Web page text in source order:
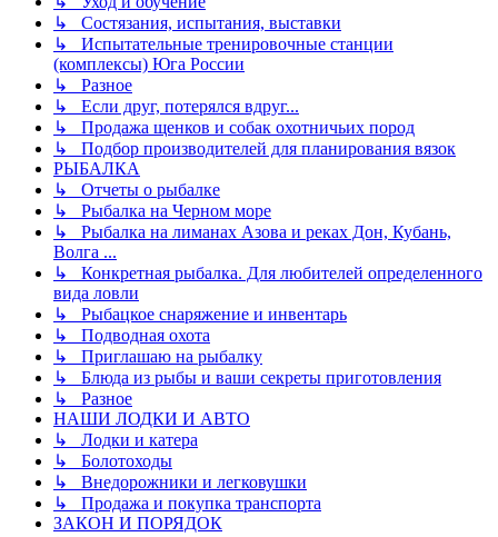
↳ Состязания, испытания, выставки
↳ Испытательные тренировочные станции
(комплексы) Юга России
↳ Разное
↳ Если друг, потерялся вдруг...
↳ Продажа щенков и собак охотничьих пород
↳ Подбор производителей для планирования вязок
РЫБАЛКА
↳ Отчеты о рыбалке
↳ Рыбалка на Черном море
↳ Рыбалка на лиманах Азова и реках Дон, Кубань,
Волга ...
↳ Конкретная рыбалка. Для любителей определенного
вида ловли
↳ Рыбацкое снаряжение и инвентарь
↳ Подводная охота
↳ Приглашаю на рыбалку
↳ Блюда из рыбы и ваши секреты приготовления
↳ Разное
НАШИ ЛОДКИ И АВТО
↳ Лодки и катера
↳ Болотоходы
↳ Внедорожники и легковушки
↳ Продажа и покупка транспорта
ЗАКОН И ПОРЯДОК